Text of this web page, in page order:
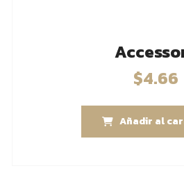
$4.66
Añadir al